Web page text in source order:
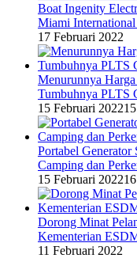
Boat Ingenity
Miami
17 Februari 2022
Menurunnya
Tumbuhnya PLTS
15 Februari 2022
Portabel
Camping dan
15 Februari 2022
Dorong Minat
Kementerian
11 Februari 2022